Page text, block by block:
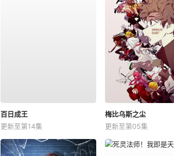
百日成王
更新至第14集
梅比乌斯之尘
更新至第05集